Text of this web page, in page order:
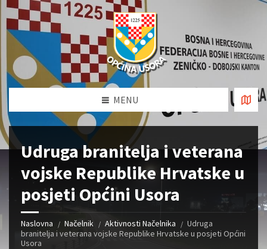
MENU
Udruga branitelja i veterana
vojske Republike Hrvatske u
posjeti Općini Usora
Naslovna Načelnik Aktivnosti Načelnika
Udruga
branitelja i veterana vojske Republike Hrvatske u posjeti Općini
Usora